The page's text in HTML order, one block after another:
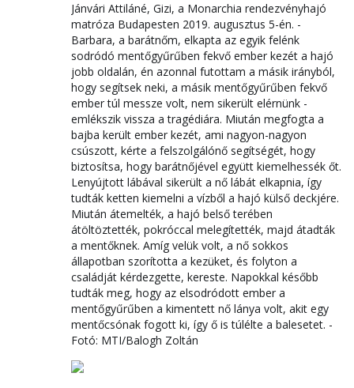
Jánvári Attiláné, Gizi, a Monarchia rendezvényhajó
matróza Budapesten 2019. augusztus 5-én. -
Barbara, a barátnőm, elkapta az egyik felénk
sodródó mentőgyűrűben fekvő ember kezét a hajó
jobb oldalán, én azonnal futottam a másik irányból,
hogy segítsek neki, a másik mentőgyűrűben fekvő
ember túl messze volt, nem sikerült elérnünk -
emlékszik vissza a tragédiára. Miután megfogta a
bajba került ember kezét, ami nagyon-nagyon
csúszott, kérte a felszolgálónő segítségét, hogy
biztosítsa, hogy barátnőjével együtt kiemelhessék őt.
Lenyújtott lábával sikerült a nő lábát elkapnia, így
tudták ketten kiemelni a vízből a hajó külső deckjére.
Miután átemelték, a hajó belső terében
átöltöztették, pokróccal melegítették, majd átadták
a mentőknek. Amíg velük volt, a nő sokkos
állapotban szorította a kezüket, és folyton a
családját kérdezgette, kereste. Napokkal később
tudták meg, hogy az elsodródott ember a
mentőgyűrűben a kimentett nő lánya volt, akit egy
mentőcsónak fogott ki, így ő is túlélte a balesetet. -
Fotó: MTI/Balogh Zoltán